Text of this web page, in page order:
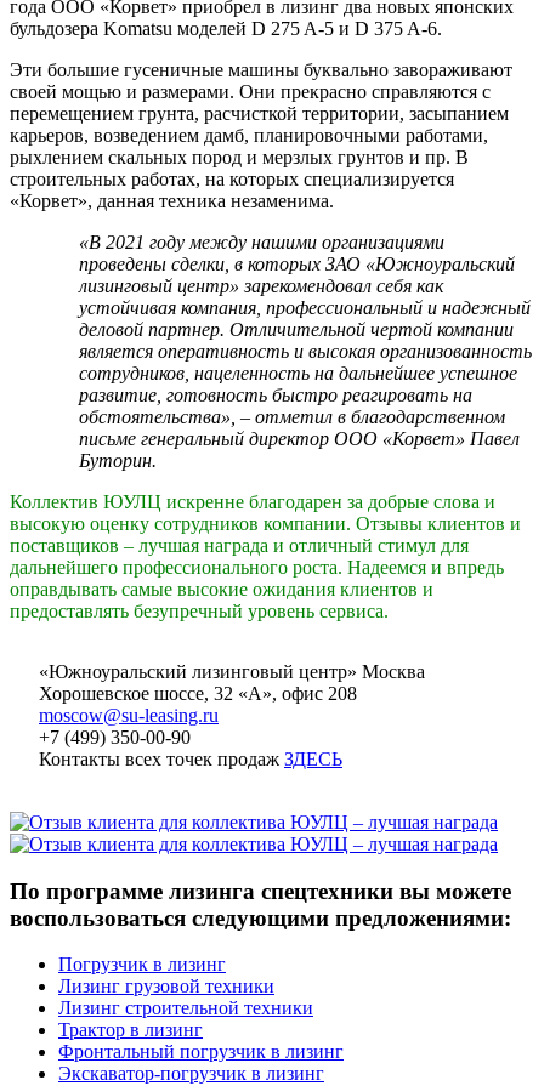
года ООО «Корвет» приобрел в лизинг два новых японских
бульдозера Komatsu моделей D 275 A-5 и D 375 A-6.
Эти большие гусеничные машины буквально завораживают
своей мощью и размерами. Они прекрасно справляются с
перемещением грунта, расчисткой территории, засыпанием
карьеров, возведением дамб, планировочными работами,
рыхлением скальных пород и мерзлых грунтов и пр. В
строительных работах, на которых специализируется
«Корвет», данная техника незаменима.
«В 2021 году между нашими организациями
проведены сделки, в которых ЗАО «Южноуральский
лизинговый центр» зарекомендовал себя как
устойчивая компания, профессиональный и надежный
деловой партнер. Отличительной чертой компании
является оперативность и высокая организованность
сотрудников, нацеленность на дальнейшее успешное
развитие, готовность быстро реагировать на
обстоятельства», – отметил в благодарственном
письме генеральный директор ООО «Корвет» Павел
Буторин.
Коллектив ЮУЛЦ искренне благодарен за добрые слова и
высокую оценку сотрудников компании. Отзывы клиентов и
поставщиков – лучшая награда и отличный стимул для
дальнейшего профессионального роста. Надеемся и впредь
оправдывать самые высокие ожидания клиентов и
предоставлять безупречный уровень сервиса.
«Южноуральский лизинговый центр» Москва
Хорошевское шоссе, 32 «А», офис 208
moscow@su-leasing.ru
+7 (499) 350-00-90
Контакты всех точек продаж ЗДЕСЬ
По программе лизинга спецтехники вы можете
воспользоваться следующими предложениями:
Погрузчик в лизинг
Лизинг грузовой техники
Лизинг строительной техники
Трактор в лизинг
Фронтальный погрузчик в лизинг
Экскаватор-погрузчик в лизинг